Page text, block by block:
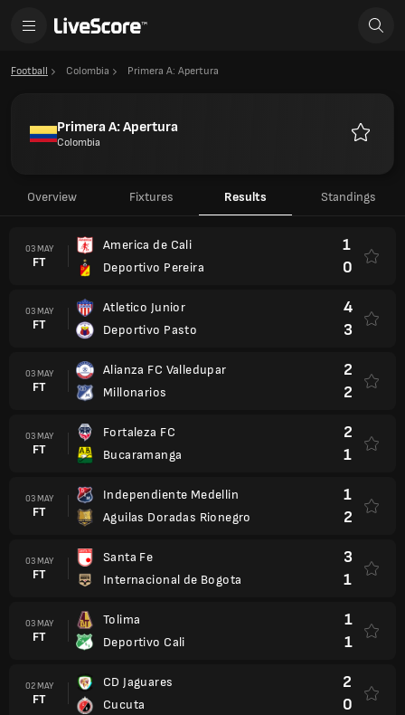
Football Colombia Primera A: Apertura
Primera A: Apertura
Colombia
Overview Fixtures Results Standings
03 MAY
FT
America de Cali
Deportivo Pereira
1
0
03 MAY
FT
Atletico Junior
Deportivo Pasto
4
3
03 MAY
FT
Alianza FC Valledupar
Millonarios
2
2
03 MAY
FT
Fortaleza FC
Bucaramanga
2
1
03 MAY
FT
Independiente Medellin
Aguilas Doradas Rionegro
1
2
03 MAY
FT
Santa Fe
Internacional de Bogota
3
1
03 MAY
FT
Tolima
Deportivo Cali
1
1
02 MAY
FT
CD Jaguares
Cucuta
2
0